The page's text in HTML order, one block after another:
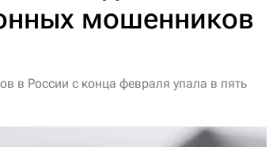
мошенников
в России с конца февраля упала в пять